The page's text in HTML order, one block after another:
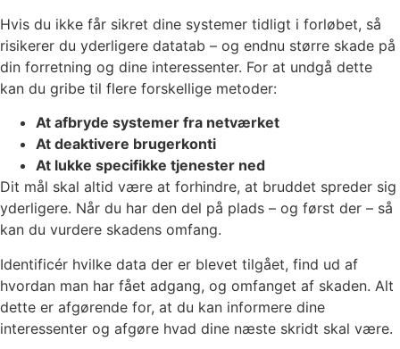
Hvis du ikke får sikret dine systemer tidligt i forløbet, så
risikerer du yderligere datatab – og endnu større skade på
din forretning og dine interessenter. For at undgå dette
kan du gribe til flere forskellige metoder:
At afbryde systemer fra netværket
At deaktivere brugerkonti
At lukke specifikke tjenester ned
Dit mål skal altid være at forhindre, at bruddet spreder sig
yderligere. Når du har den del på plads – og først der – så
kan du vurdere skadens omfang.
Identificér hvilke data der er blevet tilgået, find ud af
hvordan man har fået adgang, og omfanget af skaden. Alt
dette er afgørende for, at du kan informere dine
interessenter og afgøre hvad dine næste skridt skal være.